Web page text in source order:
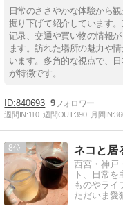
日常のささやかな体験から
掘り下げて紹介しています
记录、交通や買い物の情報
ます。訪れた場所の魅力や
います。多角的な視点で、
が特徴です。
840693 9
週間IN:110 週間OUT:390 月間IN:
8 ネコと居
西宮・神戸
ト、日常
ものやライ
ただいま愛